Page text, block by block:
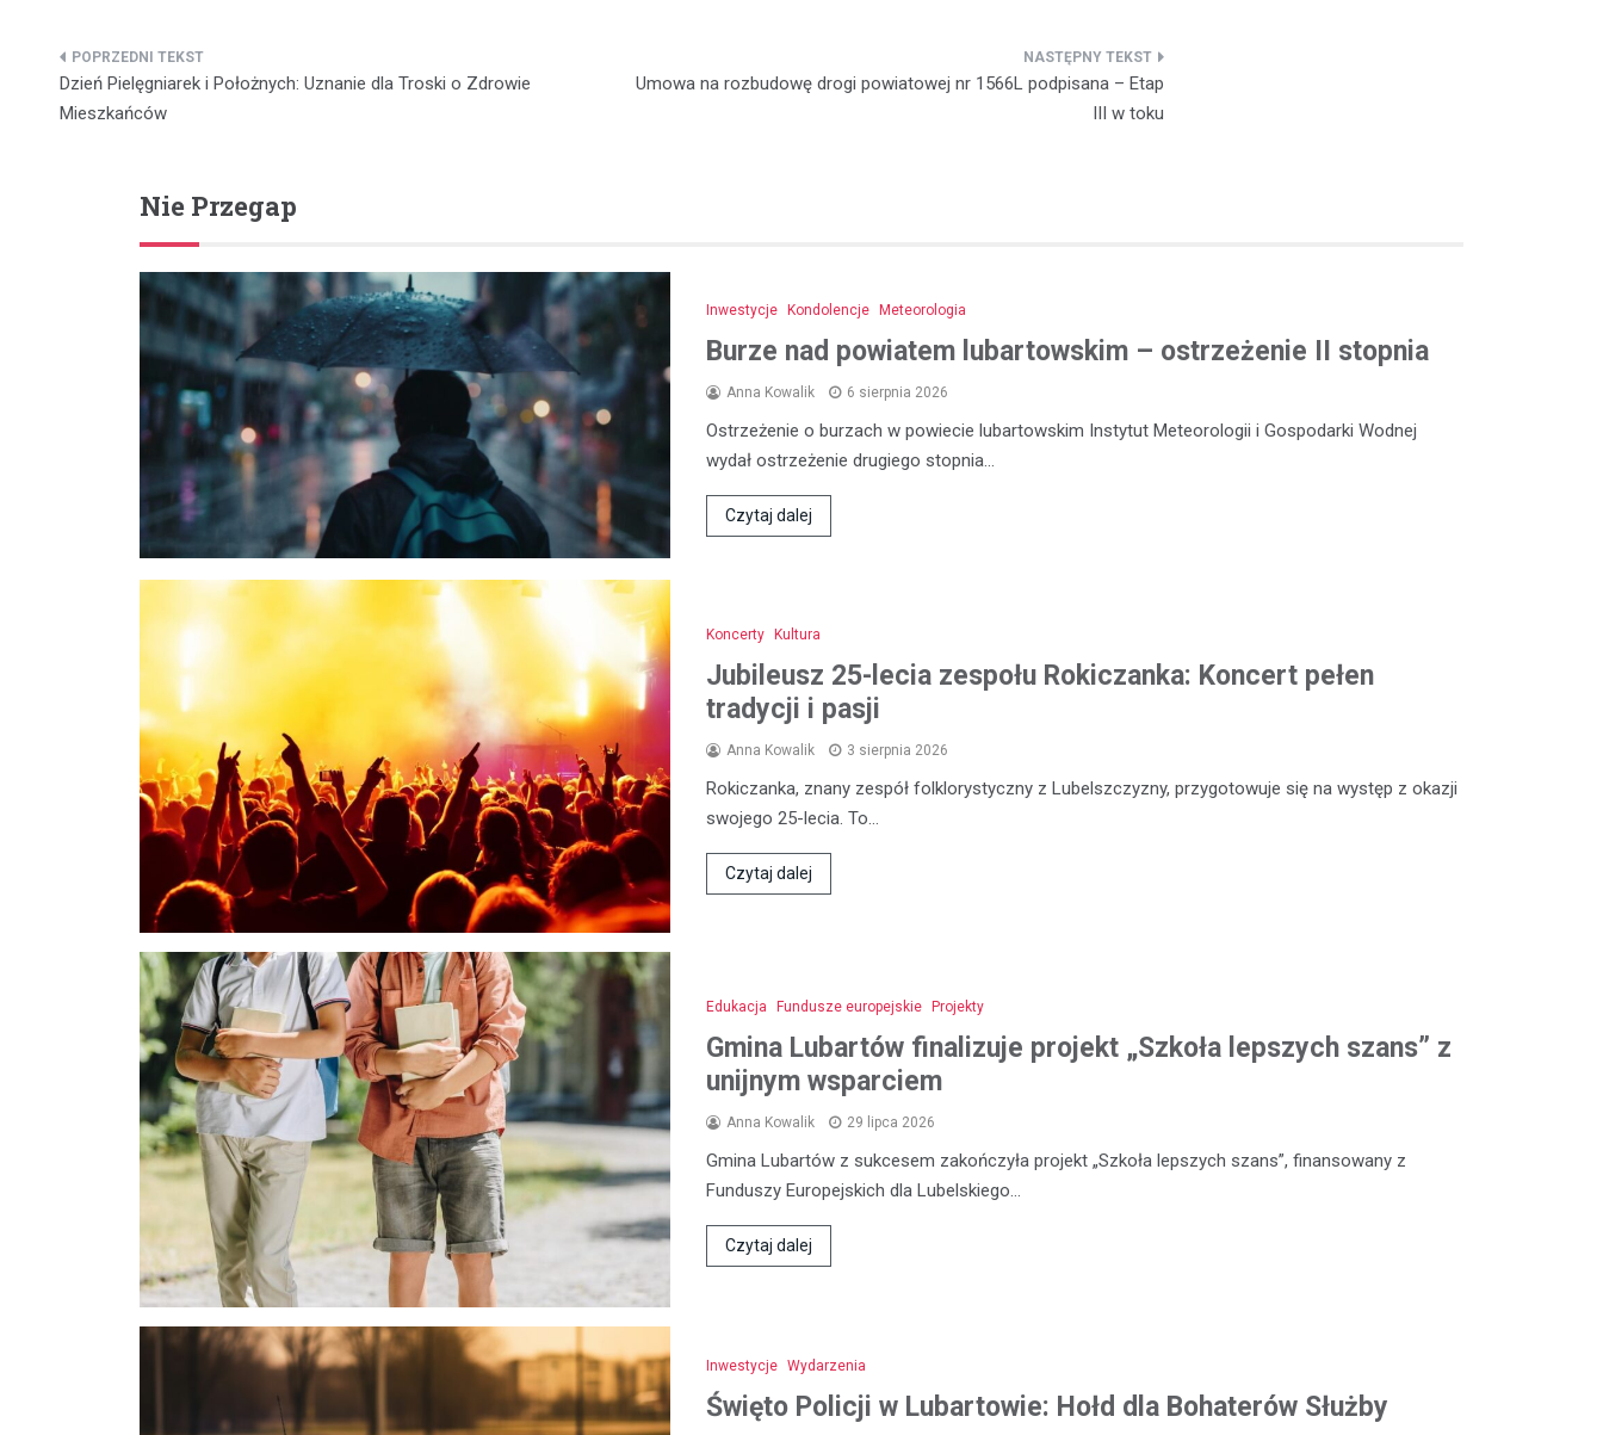
Nawigacja
wpisu
Dzień Pielęgniarek i Położnych: Uznanie dla Troski o Zdrowie
Mieszkańców
Umowa na rozbudowę drogi powiatowej nr 1566L podpisana – Etap
III w toku
Nie Przegap
Inwestycje Kondolencje Meteorologia
Burze nad powiatem lubartowskim – ostrzeżenie II stopnia
Anna Kowalik 6 sierpnia 2026
Ostrzeżenie o burzach w powiecie lubartowskim Instytut Meteorologii i Gospodarki Wodnej
wydał ostrzeżenie drugiego stopnia…
Czytaj dalej
Koncerty Kultura
Jubileusz 25-lecia zespołu Rokiczanka: Koncert pełen
tradycji i pasji
Anna Kowalik 3 sierpnia 2026
Rokiczanka, znany zespół folklorystyczny z Lubelszczyzny, przygotowuje się na występ z okazji
swojego 25-lecia. To…
Czytaj dalej
Edukacja Fundusze europejskie Projekty
Gmina Lubartów finalizuje projekt „Szkoła lepszych szans” z
unijnym wsparciem
Anna Kowalik 29 lipca 2026
Gmina Lubartów z sukcesem zakończyła projekt „Szkoła lepszych szans”, finansowany z
Funduszy Europejskich dla Lubelskiego…
Czytaj dalej
Inwestycje Wydarzenia
Święto Policji w Lubartowie: Hołd dla Bohaterów Służby